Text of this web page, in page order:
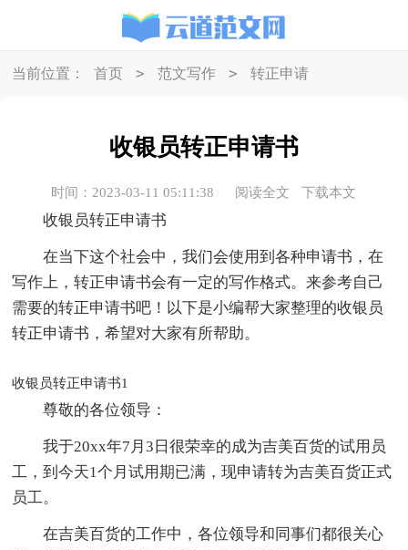
当前位置： 首页 > 范文写作 > 转正申请
收银员转正申请书
时间：2023-03-11 05:11:38 阅读全文 下载本文
收银员转正申请书
在当下这个社会中，我们会使用到各种申请书，在
写作上，转正申请书会有一定的写作格式。来参考自己
需要的转正申请书吧！以下是小编帮大家整理的收银员
转正申请书，希望对大家有所帮助。
收银员转正申请书1
尊敬的各位领导：
我于20xx年7月3日很荣幸的成为吉美百货的试用员
工，到今天1个月试用期已满，现申请转为吉美百货正式
员工。
在吉美百货的工作中，各位领导和同事们都很关心